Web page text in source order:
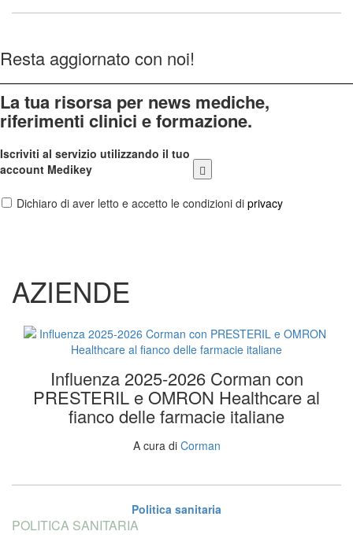
Resta aggiornato con noi!
La tua risorsa per news mediche,
riferimenti clinici e formazione.
Iscriviti al servizio utilizzando il tuo
account Medikey
Dichiaro di aver letto e accetto le condizioni di privacy
AZIENDE
Influenza 2025-2026 Corman con
PRESTERIL e OMRON Healthcare al
fianco delle farmacie italiane
A cura di Corman
Politica sanitaria
POLITICA SANITARIA